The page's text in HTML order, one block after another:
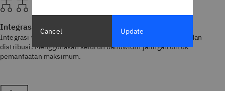
Integrasi alur kerja yang lancar
Integrasi yang mudah ke cloud memungkinkan transcoding dan
distribusi. Menggunakan seluruh bandwidth jaringan untuk
pemanfaatan maksimum.
Cancel Update